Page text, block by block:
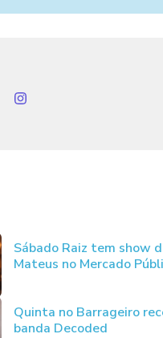
Sábado Raiz tem show
Mateus no Mercado
Quinta no Barrageiro
banda Decoded